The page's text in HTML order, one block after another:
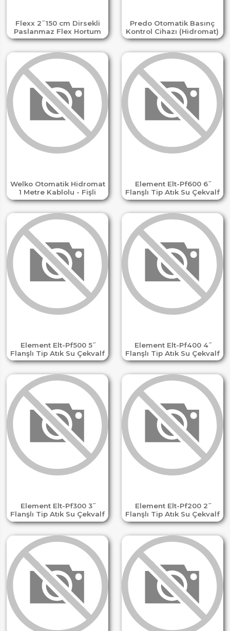
Flexx 2 ̋ 150 cm Dirsekli
Paslanmaz Flex Hortum
Predo Otomatik Basınç
Kontrol Cihazı (Hidromat)
Welko Otomatik Hidromat
1 Metre Kablolu - Fişli
Element Elt-Pf600 6 ̋
Flanşlı Tip Atık Su Çekvalf
Element Elt-Pf500 5 ̋
Flanşlı Tip Atık Su Çekvalf
Element Elt-Pf400 4 ̋
Flanşlı Tip Atık Su Çekvalf
Element Elt-Pf300 3 ̋
Flanşlı Tip Atık Su Çekvalf
Element Elt-Pf200 2 ̋
Flanşlı Tip Atık Su Çekvalf